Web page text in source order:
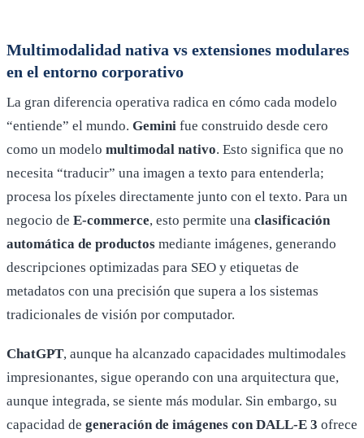
Multimodalidad nativa vs extensiones modulares
en el entorno corporativo
La gran diferencia operativa radica en cómo cada modelo
“entiende” el mundo. Gemini fue construido desde cero
como un modelo multimodal nativo. Esto significa que no
necesita “traducir” una imagen a texto para entenderla;
procesa los píxeles directamente junto con el texto. Para un
negocio de E-commerce, esto permite una clasificación
automática de productos mediante imágenes, generando
descripciones optimizadas para SEO y etiquetas de
metadatos con una precisión que supera a los sistemas
tradicionales de visión por computador.
ChatGPT, aunque ha alcanzado capacidades multimodales
impresionantes, sigue operando con una arquitectura que,
aunque integrada, se siente más modular. Sin embargo, su
capacidad de generación de imágenes con DALL-E 3 ofrece